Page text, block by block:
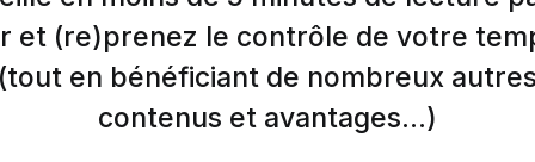
et (re)prenez le contrôle de votre
en bénéficiant de nombreux autres
contenus et avantages...)